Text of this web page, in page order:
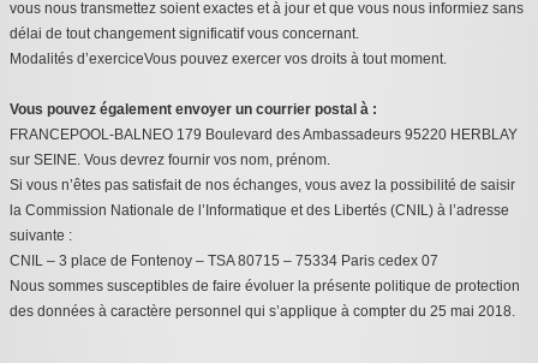
vous nous transmettez soient exactes et à jour et que vous nous informiez sans
délai de tout changement significatif vous concernant.
Modalités d’exerciceVous pouvez exercer vos droits à tout moment.
Vous pouvez également envoyer un courrier postal à :
FRANCEPOOL-BALNEO 179 Boulevard des Ambassadeurs 95220 HERBLAY
sur SEINE. Vous devrez fournir vos nom, prénom.
Si vous n’êtes pas satisfait de nos échanges, vous avez la possibilité de saisir
la Commission Nationale de l’Informatique et des Libertés (CNIL) à l’adresse
suivante :
CNIL – 3 place de Fontenoy – TSA 80715 – 75334 Paris cedex 07
Nous sommes susceptibles de faire évoluer la présente politique de protection
des données à caractère personnel qui s’applique à compter du 25 mai 2018.